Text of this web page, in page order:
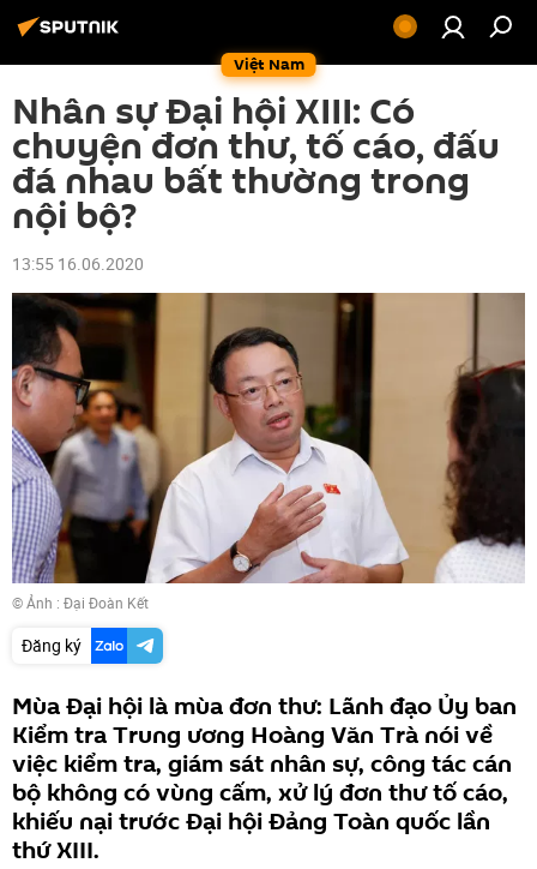
Việt Nam
Nhân sự Đại hội XIII: Có
chuyện đơn thư, tố cáo, đấu
đá nhau bất thường trong
nội bộ?
13:55 16.06.2020
© Ảnh : Đại Đoàn Kết
Đăng ký
Mùa Đại hội là mùa đơn thư: Lãnh đạo Ủy ban
Kiểm tra Trung ương Hoàng Văn Trà nói về
việc kiểm tra, giám sát nhân sự, công tác cán
bộ không có vùng cấm, xử lý đơn thư tố cáo,
khiếu nại trước Đại hội Đảng Toàn quốc lần
thứ XIII.